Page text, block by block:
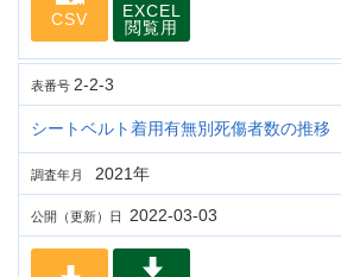
CSV
EXCEL
閲覧用
表番号 2-2-3
シートベルト着用有無別死傷者数の推移
調査年月 2021年
公開（更新）日 2022-03-03